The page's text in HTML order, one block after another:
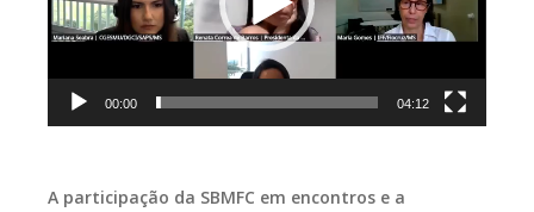
00:00 04:12
A participação da SBMFC em encontros e a